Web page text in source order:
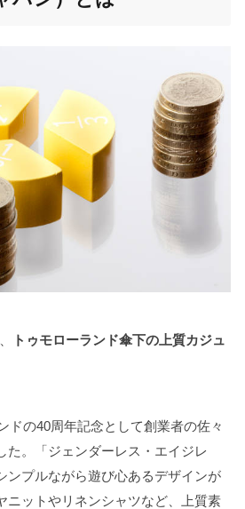
トゥモローランド傘下の上質カジュ
ドの40周年記念として創業者の佐々
た。「ジェンダーレス・エイジレ
ンプルながら遊び心あるデザインが
ニットやリネンシャツなど、上質素